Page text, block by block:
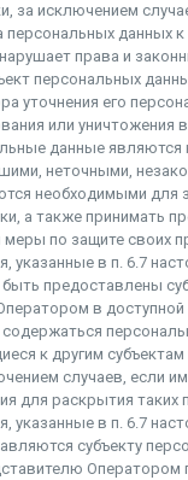
за исключением
персональных данных
права и
персональных
уточнения его
или уничтожения
данные являются
неточными,
необходимыми для
а также принимать
меры по защите своих
указанные в п. 6.7
предоставлены
в
к другим
случаев, если
для раскрытия таких
указанные в п. 6.7
субъекту
Оператором